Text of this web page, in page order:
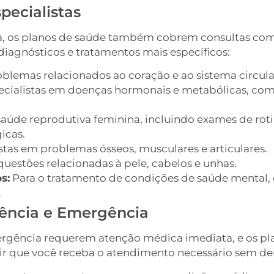
os planos de saúde também cobrem consultas
e tratamentos mais específicos:
relacionados ao coração e ao sistema
em doenças hormonais e metabólicas,
reprodutiva feminina, incluindo exames de
em problemas ósseos, musculares e articulares.
relacionadas à pele, cabelos e unhas.
Para o tratamento de condições de saúde
e Emergência
requerem atenção médica imediata, e os
que você receba o atendimento necessário sem